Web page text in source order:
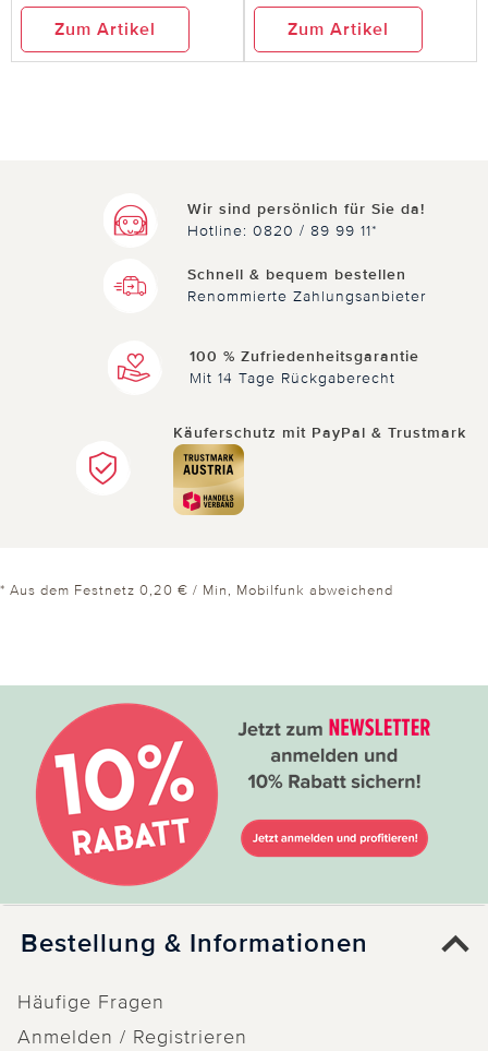
Zum Artikel Zum Artikel
Wir sind persönlich für Sie da!
Hotline: 0820 / 89 99 11*
Schnell & bequem bestellen
Renommierte Zahlungsanbieter
100 % Zufriedenheitsgarantie
Mit 14 Tage Rückgaberecht
Käuferschutz mit PayPal & Trustmark
* Aus dem Festnetz 0,20 € / Min, Mobilfunk abweichend
Bestellung & Informationen
Häufige Fragen
Anmelden / Registrieren